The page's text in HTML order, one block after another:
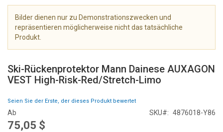
Ski-Rückenprotektor Mann Dainese AUXAGON
VEST High-Risk-Red/Stretch-Limo
Seien Sie der Erste, der dieses Produkt bewertet
Ab
75,05 $
SKU 4876018-Y86
e
r
i
n
Bilder dienen nur zu Demonstrationszwecken und
repräsentieren möglicherweise nicht das tatsächliche
Produkt.
u
m
A
f
a
n